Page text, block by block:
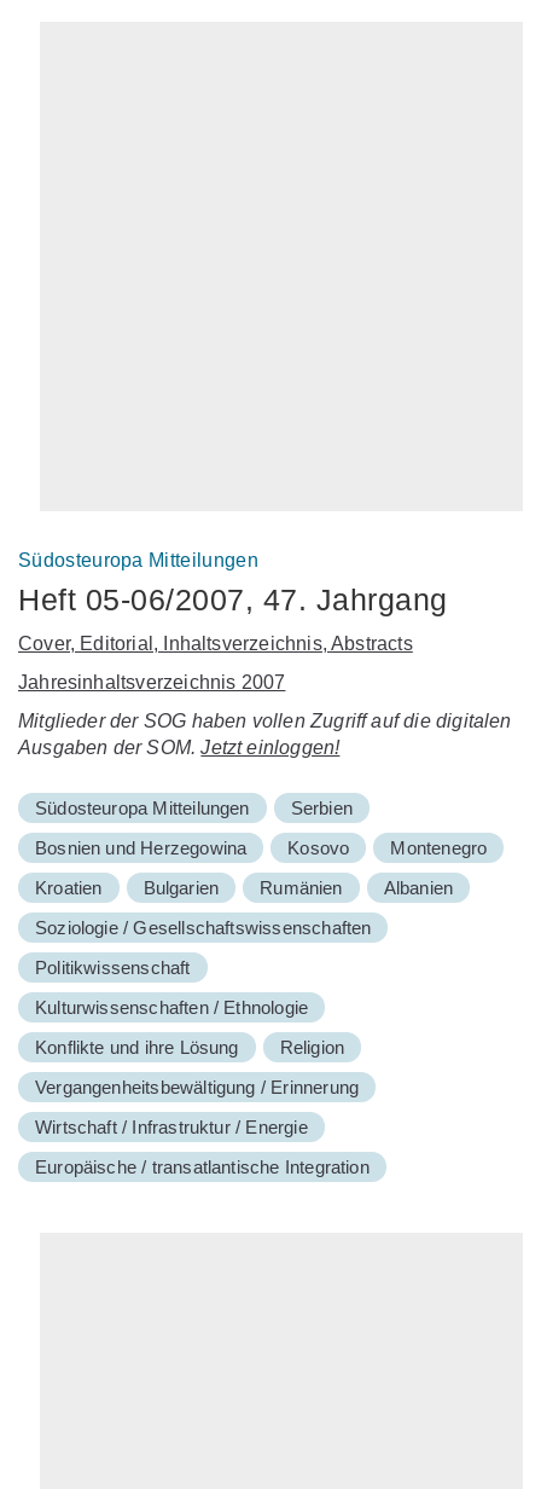
Südosteuropa Mitteilungen
Heft 05-06/2007, 47. Jahrgang
Cover, Editorial, Inhaltsverzeichnis, Abstracts
Jahresinhaltsverzeichnis 2007
Mitglieder der SOG haben vollen Zugriff auf die digitalen
Ausgaben der SOM.Jetzt einloggen!
Südosteuropa Mitteilungen
Serbien
Bosnien und Herzegowina
Kosovo
Montenegro
Kroatien
Bulgarien Rumänien
Albanien
Soziologie / Gesellschaftswissenschaften
Politikwissenschaft
Kulturwissenschaften / Ethnologie
Konflikte und ihre Lösung
Religion
Vergangenheitsbewältigung / Erinnerung
Wirtschaft / Infrastruktur / Energie
Europäische / transatlantische Integration